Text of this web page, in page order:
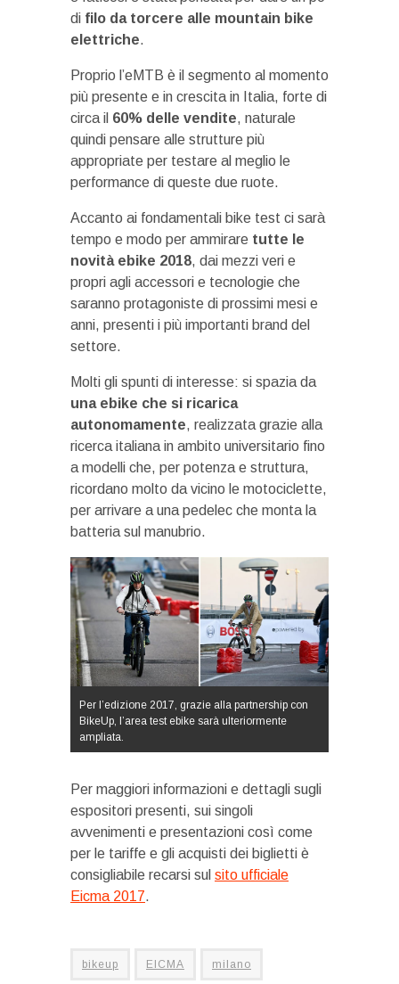
di filo da torcere alle mountain bike
elettriche.
Proprio l’eMTB è il segmento al momento
più presente e in crescita in Italia, forte di
circa il 60% delle vendite, naturale
quindi pensare alle strutture più
appropriate per testare al meglio le
performance di queste due ruote.
Accanto ai fondamentali bike test ci sarà
tempo e modo per ammirare tutte le
novità ebike 2018, dai mezzi veri e
propri agli accessori e tecnologie che
saranno protagoniste di prossimi mesi e
anni, presenti i più importanti brand del
settore.
Molti gli spunti di interesse: si spazia da
una ebike che si ricarica
autonomamente, realizzata grazie alla
ricerca italiana in ambito universitario fino
a modelli che, per potenza e struttura,
ricordano molto da vicino le motociclette,
per arrivare a una pedelec che monta la
batteria sul manubrio.
Per l’edizione 2017, grazie alla partnership con
BikeUp, l’area test ebike sarà ulteriormente
ampliata.
Per maggiori informazioni e dettagli sugli
espositori presenti, sui singoli
avvenimenti e presentazioni così come
per le tariffe e gli acquisti dei biglietti è
consigliabile recarsi sul sito ufficiale
Eicma 2017.
bikeup EICMA milano